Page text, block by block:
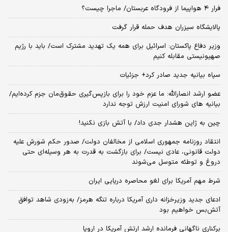
فرار ۴ هواپیما از فرودگاه عربستان/ ماجرا چیست؟
پالایشگاه سیزران هدف حمله قرار گرفت
وزیر دفاع پاکستان: اسرائیل برای همه یک تهدید مشترک است/ باید با رژیم
صهیونیستی مقابله کنیم
سپاه بیانیه جدید صادر کرد+ جزئیات
عضو ارشد انصارالله: ما عزم خود را برای بازپس‌گیری حقوق‌مان جزم کرده‌ایم/
بیانیه‌ های شورای امنیت ارزش توجه ندارد
چین به ژاپن هشدار جدی داد/ با آتش بازی نکنید!
انتقاد روزنامه جمهوری اسلامی از مخالفان دولت/ صدور حکم شورش علیه
دولت قانونی، عادی نیست/ برای بازگشت به قدرت به هر وسیله‌ای حتی
دروغ و توطئه متوسل می‌شوند
شرط مهم آمریکا برای لغو محاصره دریایی ایران
ادعای جدید وزیرخزانه داری آمریکا درباره تنگه هرمز/ به‌زودی شاهد توافق
آتش‌بس خواهیم بود
برکناری ناگهانی فرمانده ارشد ارتش آمریکا در اروپا